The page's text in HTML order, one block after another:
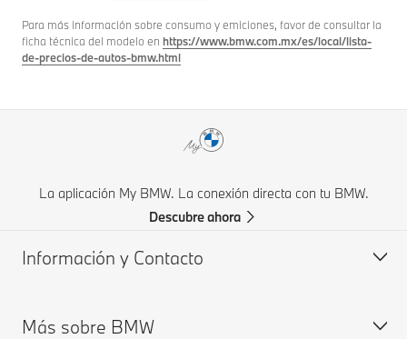
Para más información sobre consumo y emiciones, favor de consultar la
ficha técnica del modelo en https://www.bmw.com.mx/es/local/lista-
de-precios-de-autos-bmw.html
La aplicación My BMW. La conexión directa con tu BMW.
Descubre ahora
Información y Contacto
Atención a clientes
Más sobre BMW